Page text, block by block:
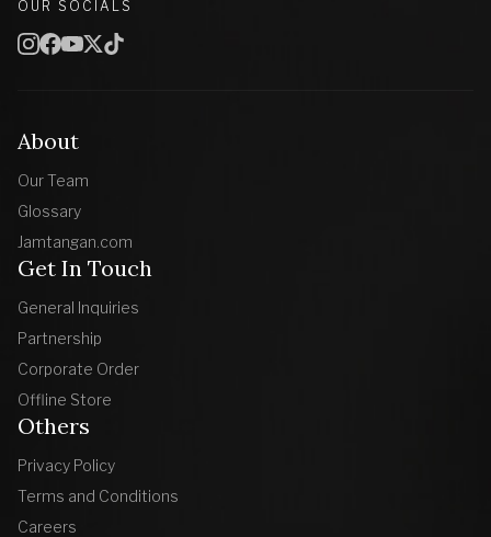
About
Our Team
Glossary
Jamtangan.com
Get In Touch
General Inquiries
Partnership
Corporate Order
Offline Store
Others
Privacy Policy
Terms and Conditions
Careers
OUR SOCIALS